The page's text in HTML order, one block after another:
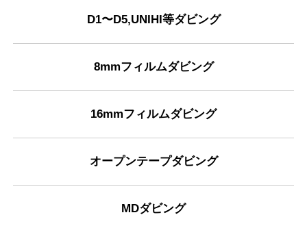
D1〜D5,UNIHI等ダビング
8mmフィルムダビング
16mmフィルムダビング
オープンテープダビング
MDダビング